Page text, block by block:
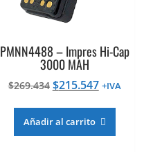
PMNN4488 – Impres Hi-Cap
3000 MAH
$269.434 El
original
era:
$215.547El
actual
es:
+IVA
Añadir al carrito